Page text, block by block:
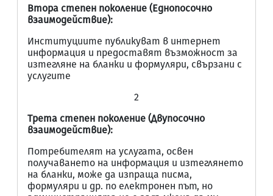
Втора степен поколение (Еднопосочно
взаимодействие):
Институциите публикуват в интернет
информация и предоставят възможност за
изтегляне на бланки и формуляри, свързани с
услугите
2
Трета степен поколение (Двупосочно
взаимодействие):
Потребителят на услугата, освен
получаването на информация и изтеглянето
на бланки, може да изпраща писма,
формуляри и др. по електронен път, но